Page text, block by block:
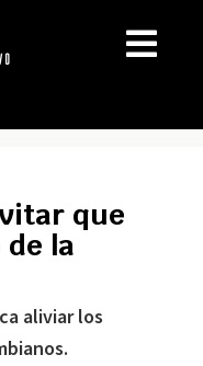
que
la
aliviar los